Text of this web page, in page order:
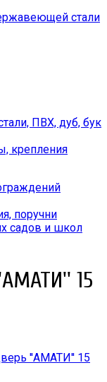
стали
ПВХ, дуб, бук
крепления
поручни
садов и школ
15